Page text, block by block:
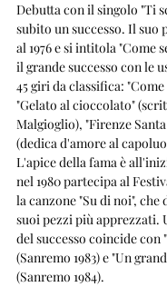
Debutta con il singolo "Ti
subito un successo. Il suo
al 1976 e si intitola "Come
il grande successo con le
45 giri da classifica: "Come
"Gelato al cioccolato"
Malgioglio), "Firenze
(dedica d'amore al
L'apice della fama è
nel 1980 partecipa al
la canzone "Su di noi", che
suoi pezzi più apprezzati.
del successo coincide con
(Sanremo 1983) e "Un
(Sanremo 1984).